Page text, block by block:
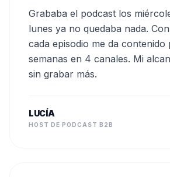
Grababa el podcast los
lunes ya no quedaba nada.
cada episodio me da contenido
semanas en 4 canales. Mi
sin grabar más.
LUCÍA
HOST DE PODCAST B2B